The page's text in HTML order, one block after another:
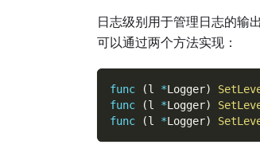
日志级别用于管理日志的输
可以通过两个方法实现：
func (l *Logger)
func
(l *Logger)
func
(l *Logger)